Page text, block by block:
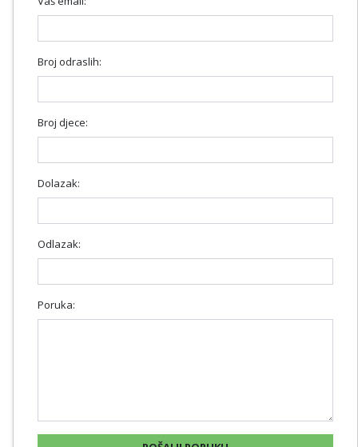
Broj odraslih:
Broj djece:
Dolazak:
Odlazak:
Poruka: